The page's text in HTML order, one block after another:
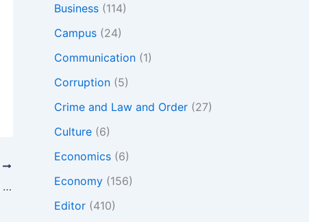
গোপালগঞ্জ সহিংসতায় নিহতদের ময়নাতদন্ত নিয়ে হাসপাতাল কর্তৃপক্ষের ব্যাখ্যা: ‘স্বজনরা রাজি হননি, জোরপূর্বক মরদেহ নিয়ে গেছেন’
Business (114)
Campus (24)
Communication (1)
Corruption (5)
Crime and Law and Order (27)
Culture (6)
Economics (6)
Economy (156)
Editor (410)